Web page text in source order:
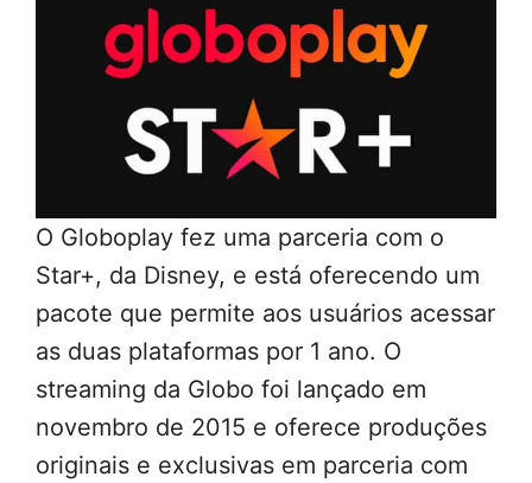
O Globoplay fez uma parceria com o
Star+, da Disney, e está oferecendo um
pacote que permite aos usuários acessar
as duas plataformas por 1 ano. O
streaming da Globo foi lançado em
novembro de 2015 e oferece produções
originais e exclusivas em parceria com